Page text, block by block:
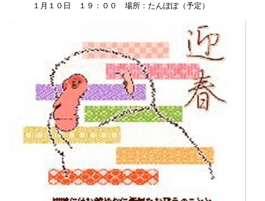
１月１０日 １９：００ 場所：たんぽぽ（予定）